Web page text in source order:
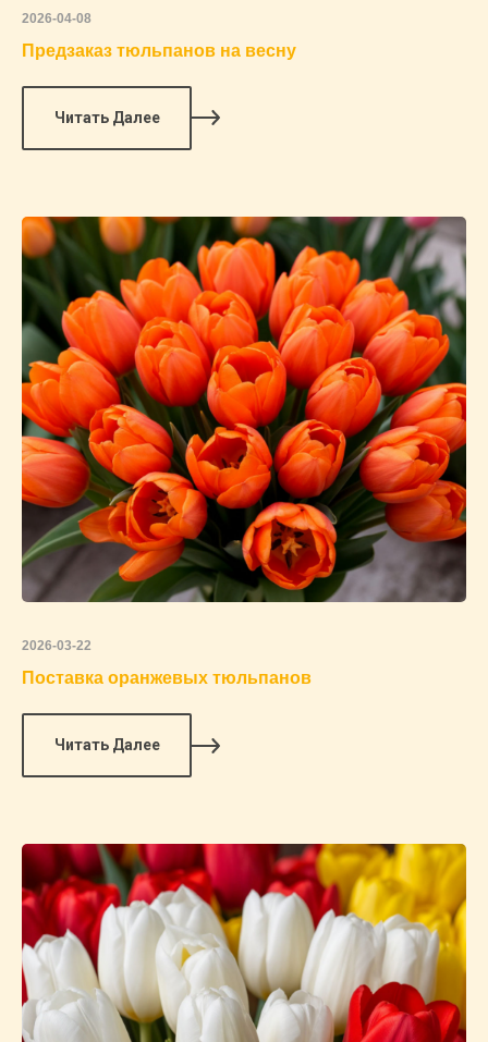
2026-04-08
Предзаказ тюльпанов на весну
Читать Далее
2026-03-22
Поставка оранжевых тюльпанов
Читать Далее